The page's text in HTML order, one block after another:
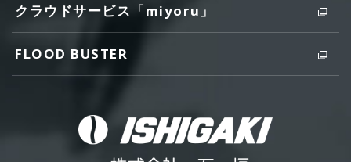
クラウドサービス「miyoru」
FLOOD BUSTER